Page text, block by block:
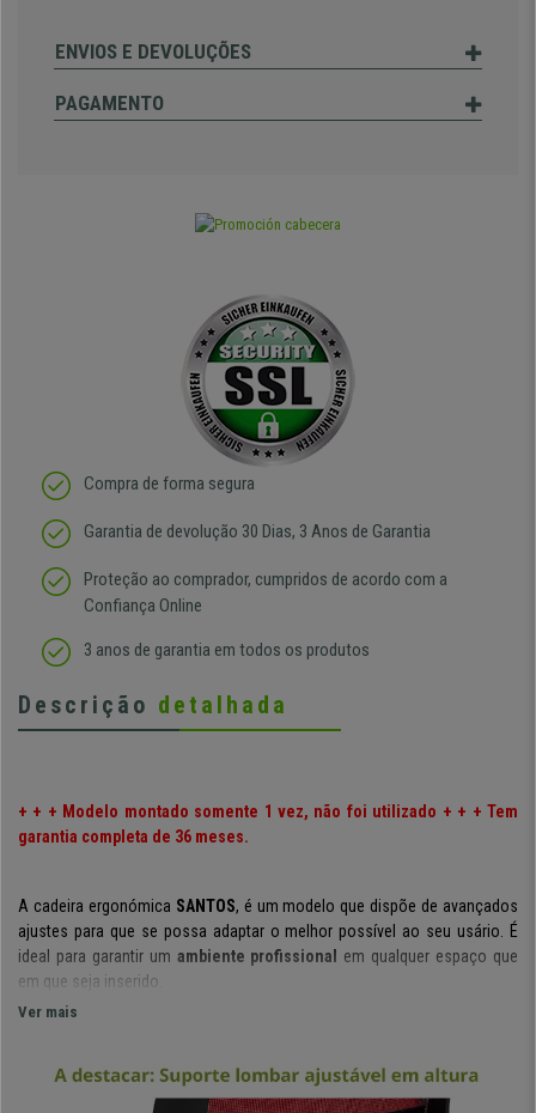
ENVIOS E DEVOLUÇÕES
PAGAMENTO
Compra de forma segura
Garantia de devolução 30 Dias, 3 Anos de Garantia
Proteção ao comprador, cumpridos de acordo com a
Confiança Online
3 anos de garantia em todos os produtos
Descrição detalhada
+ + + Modelo montado somente 1 vez, não foi utilizado + + + Tem
garantia completa de 36 meses.
A cadeira ergonómica SANTOS, é um modelo que dispõe de avançados
ajustes para que se possa adaptar o melhor possível ao seu usário. É
ideal para garantir um ambiente profissional em qualquer espaço que
em que seja inserido.
correctade forma natural e sem preocupações. É fabricado emmalha
, isto garante uma ótima circulação do ar e
Ver mais